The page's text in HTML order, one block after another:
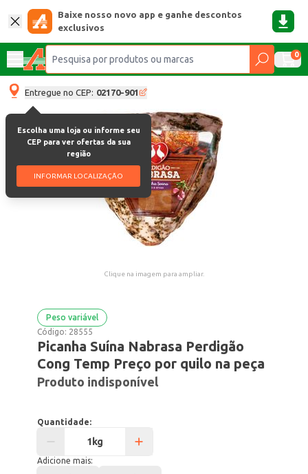
Baixe nosso novo app e ganhe descontos
exclusivos
0
Entregue no CEP: 02170-901
Escolha uma loja ou informe seu
CEP para ver ofertas da sua
região
INFORMAR LOCALIZAÇÃO
Clique na imagem para ampliar.
Peso variável
Código: 28555
Picanha Suína Nabrasa Perdigão
Cong Temp Preço por quilo na peça
Produto indisponível
Quantidade:
Adicione mais: